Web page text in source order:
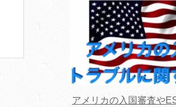
アメリカの入国審査や